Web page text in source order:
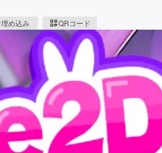
埋め込み QRコード